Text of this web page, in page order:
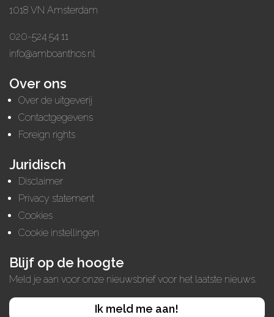
1018 VN Amsterdam
020-524 54 11
info@amboanthos.nl
Over ons
Over de uitgeverij
Contactgegevens
Foreign rights
Juridisch
Disclaimer
Privacy statement
Cookies
Cookie instellingen
Blijf op de hoogte
Meld je aan voor onze nieuwsbrief voor het laatste nieuws.
Ik meld me aan!